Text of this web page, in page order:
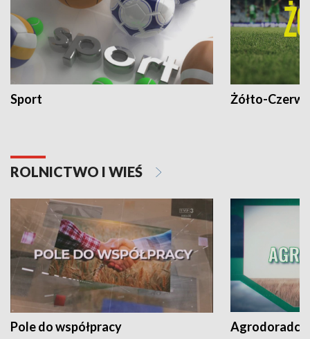
Sport Żółto-
ROLNICTWO I WIEŚ
Pole do współpracy Agrodoradcy